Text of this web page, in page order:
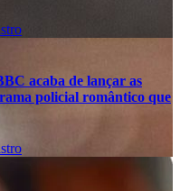
acaba de lançar as
policial romântico que